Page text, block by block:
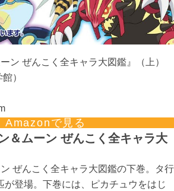
ン ぜんこく全キャラ大図鑑』（上）
）
Amazonで見る
＆ムーン ぜんこく全キャラ大
ぜんこく全キャラ大図鑑の下巻。タ行
が登場。下巻には、ピカチュウをはじ